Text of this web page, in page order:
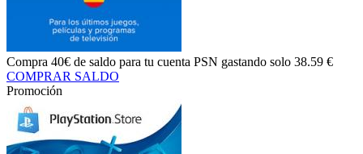
Compra 40€ de saldo para tu cuenta PSN gastando solo 38.59 €
COMPRAR SALDO
Promoción